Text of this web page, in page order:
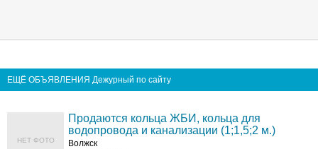
ЕЩЁ ОБЪЯВЛЕНИЯ Дежурный по сайту
НЕТ ФОТО
Продаются кольца ЖБИ, кольца для
водопровода и канализации (1;1,5;2 м.)
Волжск